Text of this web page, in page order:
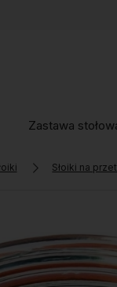
Zastawa
Słoiki na